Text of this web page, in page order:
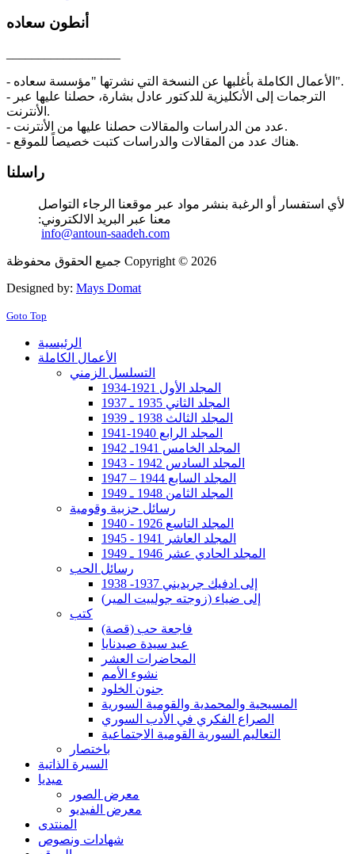
أنطون سعاده
- الأعمال الكاملة بأغلبها عن النسخة التي نشرتها "مؤسسة سعاده".
- الترجمات إلى الأنكليزية للدكتور عادل بشارة، حصلنا عليها عبر
الأنترنت.
- عدد من الدراسات والمقالات حصلنا عليها من الأنترنت.
- هناك عدد من المقالات والدراسات كتبت خصيصاً للموقع.
راسلنا
لأي استفسار أو الرغبة بنشر مواد عبر موقعنا الرجاء التواصل
معنا عبر البريد الالكتروني:
info@antoun-saadeh.com
جميع الحقوق محفوظة Copyright © 2026
Designed by: Mays Domat
Goto Top
الرئيسية
الأعمال الكاملة
التسلسل الزمني
المجلد الأول 1921-1934
المجلد الثاني 1935 ـ 1937
المجلد الثالث 1938 ـ 1939
المجلد الرابع 1940-1941
المجلد الخامس 1941ـ 1942
المجلد السادس 1942 - 1943
المجلد السابع 1944 – 1947
المجلد الثامن 1948 ـ 1949
رسائل حزبية وقومية
المجلد التاسع 1926 - 1940
المجلد العاشر 1941 - 1945
المجلد الحادي عشر 1946 ـ 1949
رسائل الحب
إلى ادفيك جريديني 1937- 1938
إلى ضياء (زوجته جولييت المير)
كتب
فاجعة حب (قصة)
عيد سيدة صيدنايا
المحاضرات العشر
نشوء الأمم
جنون الخلود
المسيحية والمحمدية والقومية السورية
الصراع الفكري في الأدب السوري
التعاليم السورية القومية الاجتماعية
باختصار
السيرة الذاتية
ميديا
معرض الصور
معرض الفيديو
المنتدى
شهادات ونصوص